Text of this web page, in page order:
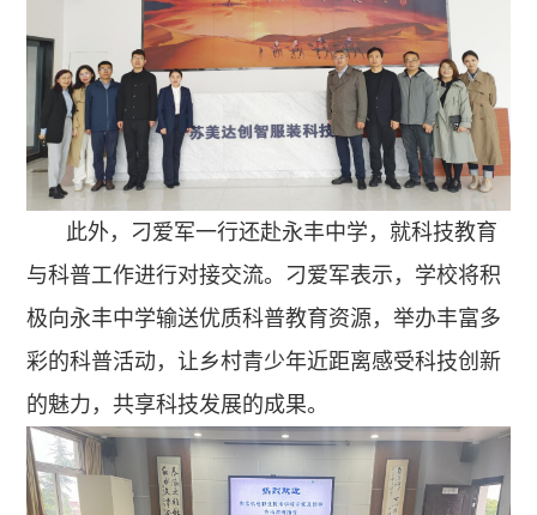
此外，刁爱军一行还赴永丰中学，就科技教育
与科普工作进行对接交流。刁爱军表示，学校将积
极向永丰中学输送优质科普教育资源，举办丰富多
彩的科普活动，让乡村青少年近距离感受科技创新
的魅力，共享科技发展的成果。